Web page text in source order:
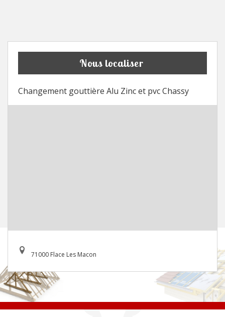
Nous localiser
Changement gouttière Alu Zinc et pvc Chassy
71000 Flace Les Macon